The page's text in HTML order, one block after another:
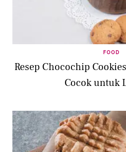
FOOD
Resep Chocochip
Cocok untuk